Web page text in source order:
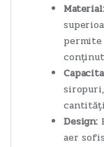
Material:
Design:
aer